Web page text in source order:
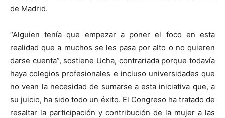
de Madrid.
“Alguien tenía que empezar a poner el foco en esta
realidad que a muchos se les pasa por alto o no quieren
darse cuenta”, sostiene Ucha, contrariada porque todavía
haya colegios profesionales e incluso universidades que
no vean la necesidad de sumarse a esta iniciativa que, a
su juicio, ha sido todo un éxito. El Congreso ha tratado de
resaltar la participación y contribución de la mujer a las